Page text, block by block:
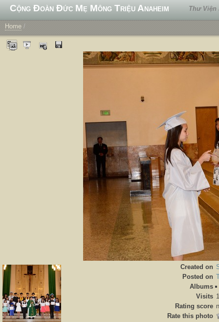
Cộng Đoàn Đức Mẹ Mông Triệu Anaheim Thư Viện
Home /
Created on
Posted on
Albums
Visits
Rating score
Rate this photo